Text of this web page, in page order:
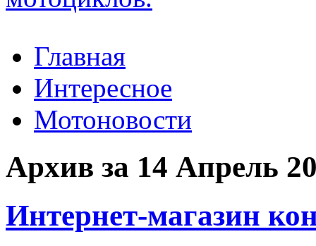
Главная
Интересное
Мотоновости
Архив за 14 Апрель
Интернет-магазин